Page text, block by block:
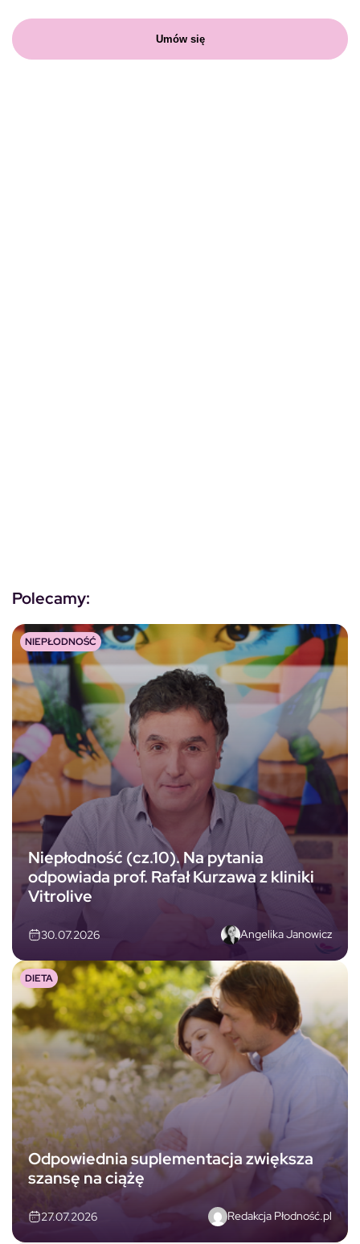
Polecamy:
Niepłodność (cz.10). Na pytania
odpowiada prof. Rafał Kurzawa z kliniki
Vitrolive
30.07.2026 Angelika Janowicz
NIEPŁODNOŚĆ
Odpowiednia suplementacja zwiększa
szansę na ciążę
27.07.2026 Redakcja Płodność.pl
DIETA